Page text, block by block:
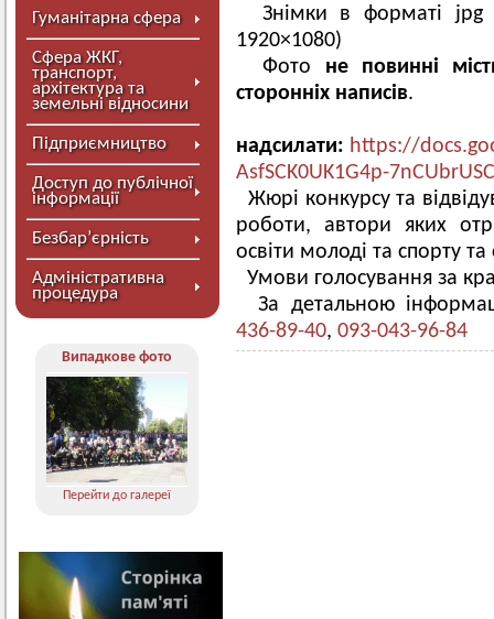
Гуманітарна сфера
Сфера ЖКГ,
транспорт,
архітектура та
земельні відносини
Підприємництво
Доступ до публічної
інформації
Безбар’єрність
Адміністративна
процедура
Випадкове фото
Перейти до галереї
Знімки в форматі jpg
1920×1080)
Фото не повинні
сторонніх написів.
надсилати: https://
AsfSCK0UK1G4p-
Жюрі конкурсу та
роботи, автори яких
освіти молоді та спорту
Умови голосування за
За детальною
436-89-40, 093-043-96-84